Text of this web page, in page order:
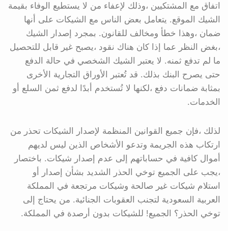
اتفاق مع المشتكيين ،وذلك لإعفاء من لا يستطيع الوفاء بقيمة
الشيك الموقع. يتعامل بعض الناس مع الشيكات على أنها
ضمان ،وهذا خطأ ومخالف للقانون. بمجرد إصدار الشيك
،بغض النظر عما إذا كان هناك نقود ،يصبح غير قابل للتحصيل
ما لم تدفع ثمنه. لا يعتبر الشيك الشخصي في حالة الدفع
حتى يصرح البنك بذلك. قد تُعتبر الأوراق التجارية الأخرى
بمثابة ضمانات دفع ،لكنها لا تُستخدم أبدًا لدفع ثمن السلع أو
الخدمات.
لذلك ،فإن جميع القوانين المنظمة لإصدار الشيكات تحذر من
ارتكاب هذه الجريمة وتدعو الأشخاص الذين ليس لديهم
أموال كافية في حساباتهم إلى عدم إصدار شيكات. باختصار
،يجب على الجميع توخي الحذر الشديد بشأن إصدار أو
استلام شيكات غير صالحة وشيكات مرتجعة في المملكة
العربية السعودية لتجنب العقوبات الجنائية. من يحتاج إلى
توخي الحذر؟ الجميع! للشيكات بدون أرصدة في المملكة.